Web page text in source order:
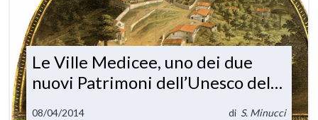
Le Ville Medicee, uno dei due
nuovi Patrimoni dell’Unesco del
08/04/2014 di S. Minucci